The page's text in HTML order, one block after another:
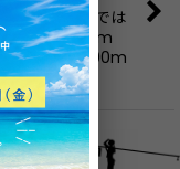
・イベントでは
類） ・0.9mm
(幅) x 300m